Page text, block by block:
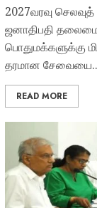
2027வரவு
ஜனாதிபதி
பொதுமக்களுக்கு
தரமான
READ MORE